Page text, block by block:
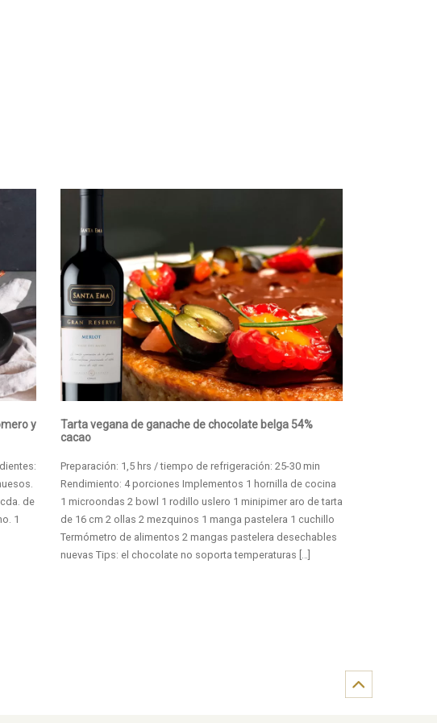
y
de
1
Tarta vegana de ganache de chocolate belga 54%
cacao
Preparación: 1,5 hrs / tiempo de refrigeración: 25-30 min
Rendimiento: 4 porciones Implementos 1 hornilla de cocina
1 microondas 2 bowl 1 rodillo uslero 1 minipimer aro de tarta
de 16 cm 2 ollas 2 mezquinos 1 manga pastelera 1 cuchillo
Termómetro de alimentos 2 mangas pastelera desechables
nuevas Tips: el chocolate no soporta temperaturas […]